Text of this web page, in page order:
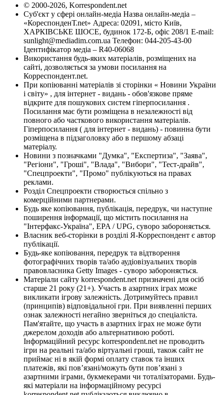
© 2000-2026, Korrespondent.net
Суб'єкт у сфері онлайн-медіа Назва онлайн-медіа –
«КореспонденТ.net» Адреса: 02091, місто Київ,
ХАРКІВСЬКЕ ШОСЕ, будинок 172-Б, офіс 208/1 E-mail:
sunlight@mediadim.com.ua Телефон: 044-205-43-00
Ідентифікатор медіа – R40-06068
Використання будь-яких матеріалів, розміщених на
сайті, дозволяється за умови посилання на
Корреспондент.net.
При копіюванні матеріалів зі сторінки « Новини України
і світу» , для інтернет - видань - обов'язкове пряме
відкрите для пошукових систем гіперпосилання .
Посилання має бути розміщена в незалежності від
повного або часткового використання матеріалів.
Гіперпосилання ( для інтернет - видань) - повинна бути
розміщена в підзаголовку або в першому абзаці
матеріалу.
Новини з позначками "Думка", "Експертиза", "Заява",
"Регіони", "Гроші", "Влада", "Вибори", "Тест-драйв",
"Спецпроекти", "Промо" публікуються на правах
реклами.
Розділ Спецпроекти створюється спільно з
комерційними партнерами.
Будь яке копіювання, публікація, передрук, чи наступне
поширення інформації, що містить посилання на
"Інтерфакс-Україна", EPA / UPG, суворо забороняється.
Власник веб-сторінки в розділі Я-Корреспондент є автор
публікації.
Будь-яке копіювання, передрук та відтворення
фотографічних творів та/або аудіовізуальних творів
правовласника Getty Images - суворо забороняється.
Матеріали сайту korrespondent.net призначені для осіб
старше 21 року (21+). Участь в азартних іграх може
викликати ігрову залежність. Дотримуйтесь правил
(принципів) відповідальної гри. При виявленні перших
ознак залежності негайно зверніться до спеціаліста.
Пам'ятайте, що участь в азартних іграх не може бути
джерелом доходів або альтернативою роботі.
Інформаційний ресурс korrespondent.net не проводить
ігри на реальні та/або віртуальні гроші, також сайт не
приймає ні в якій формі оплату ставок та інших
платежів, які пов’язані/можуть бути пов’язані з
азартними іграми, букмекерами чи тоталізаторами. Будь-
які матеріали на інформаційному ресурсі